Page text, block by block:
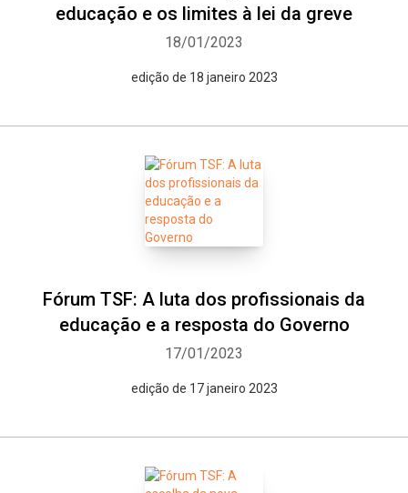
educação e os limites à lei da greve
18/01/2023
edição de 18 janeiro 2023
Fórum TSF: A luta dos profissionais da
educação e a resposta do Governo
17/01/2023
edição de 17 janeiro 2023